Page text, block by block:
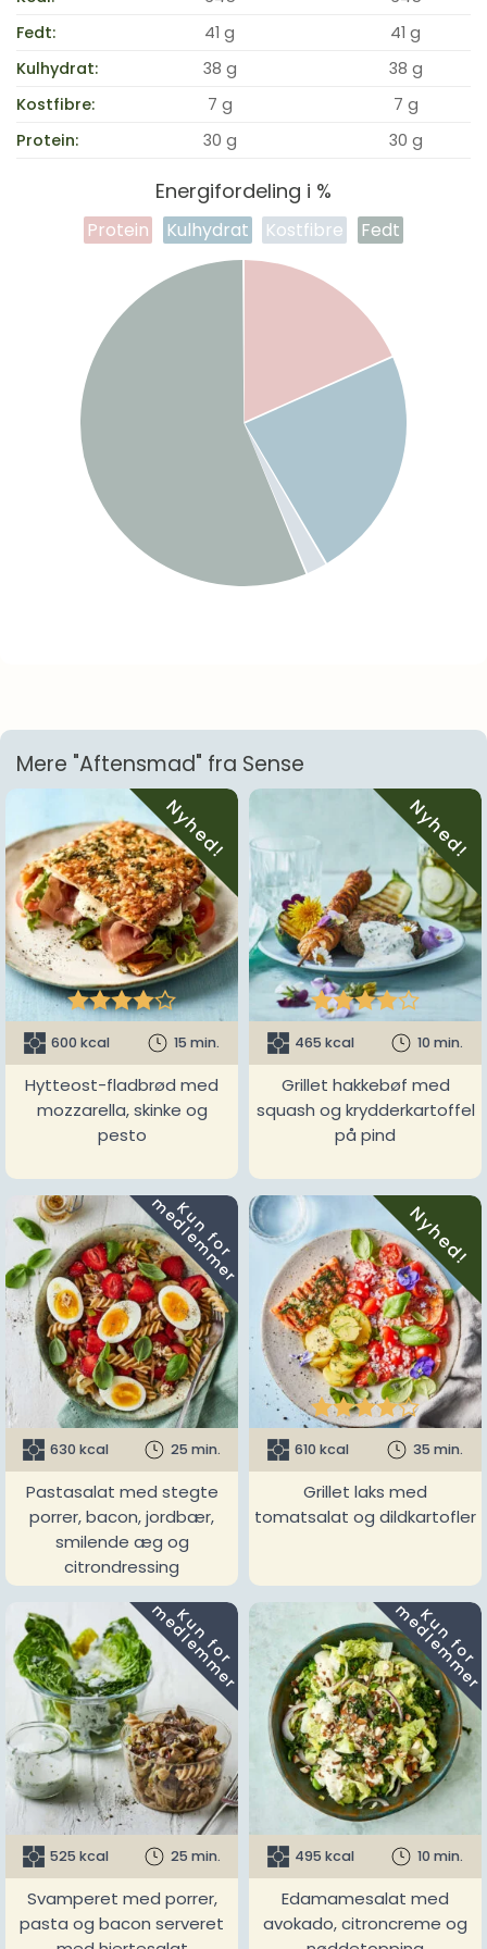
Fedt:
41 g
41 g
Kulhydrat:
38 g
38 g
Kostfibre:
7 g
7 g
Protein:
30 g 30 g
Energifordeling i %
Protein Kulhydrat Kostfibre Fedt
Mere "Aftensmad" fra Sense
Nyhed!

600 kcal 15 min.
Hytteost-fladbrød med
mozzarella, skinke og
pesto
Nyhed!

465 kcal 10 min.
Grillet hakkebøf med
squash og krydderkartoffel
på pind
K
u
n
f
o
r
m
e
d
l
e
m
m
e
r
630 kcal 25 min.
Pastasalat med stegte
porrer, bacon, jordbær,
smilende æg og
citrondressing
Nyhed!

610 kcal 35 min.
Grillet laks med
tomatsalat og dildkartofler
K
u
n
f
o
r
m
e
d
l
e
m
m
e
r
525 kcal 25 min.
Svamperet med porrer,
pasta og bacon serveret
K
u
n
f
o
r
m
e
d
l
e
m
m
e
r
495 kcal 10 min.
Edamamesalat med
avokado, citroncreme og